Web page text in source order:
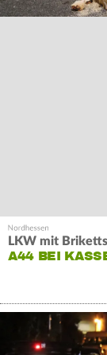
LKW mit
A44 BEI